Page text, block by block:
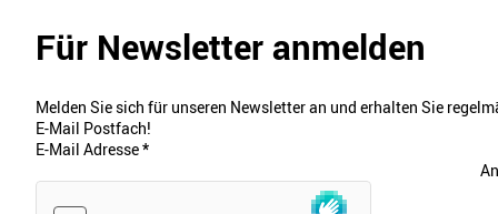
Für Newsletter anmelden
Melden Sie sich für unseren Newsletter an und erhalten Sie
E-Mail Postfach!
E-Mail Adresse*